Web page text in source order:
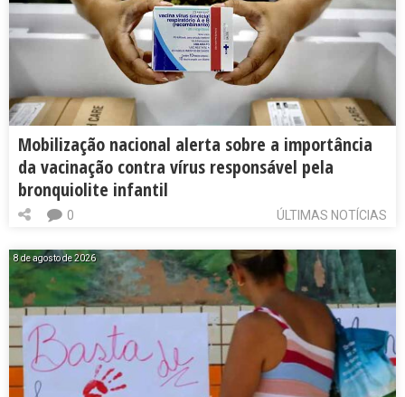
Mobilização nacional alerta sobre a importância
da vacinação contra vírus responsável pela
bronquiolite infantil
ÚLTIMAS NOTÍCIAS
0
8 de agosto de 2026